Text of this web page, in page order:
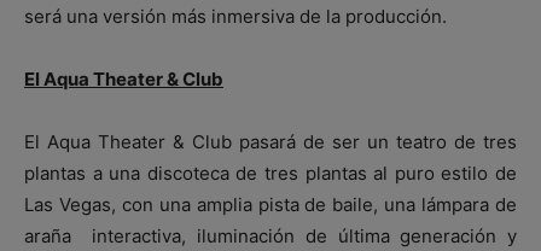
será una versión más inmersiva de la producción.
El Aqua Theater & Club
El Aqua Theater & Club pasará de ser un teatro de tres
plantas a una discoteca de tres plantas al puro estilo de
Las Vegas, con una amplia pista de baile, una lámpara de
araña interactiva, iluminación de última generación y